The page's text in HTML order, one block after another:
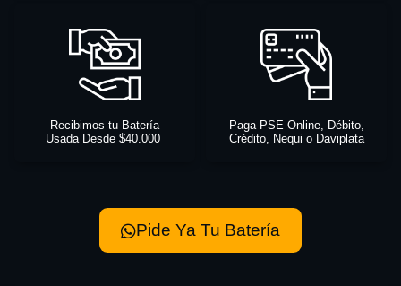
Recibimos tu Batería
Usada Desde $40.000
Paga PSE Online, Débito,
Crédito, Nequi o Daviplata
Pide Ya Tu Batería